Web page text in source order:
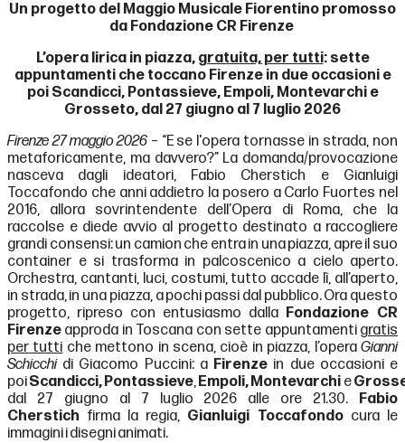
Un progetto del Maggio Musicale Fiorentino promosso
da Fondazione CR Firenze
L’opera lirica in piazza, gratuita, per tutti: sette
appuntamenti che toccano Firenze in due occasioni e
poi Scandicci, Pontassieve, Empoli, Montevarchi e
Grosseto, dal 27 giugno al 7 luglio 2026
Firenze 27 maggio 2026– “E se l'opera tornasse in strada, non
metaforicamente, ma davvero?” La domanda/provocazione
nasceva dagli ideatori, Fabio Cherstich e Gianluigi
Toccafondo che anni addietro la posero a Carlo Fuortes nel
2016, allora sovrintendente dell’Opera di Roma, che la
raccolse e diede avvio al progetto destinato a raccogliere
grandi consensi: un camion che entra in una piazza, apre il suo
container e si trasforma in palcoscenico a cielo aperto.
Orchestra, cantanti, luci, costumi, tutto accade lì, all’aperto,
in strada, in una piazza, a pochi passi dal pubblico. Ora questo
progetto, ripreso con entusiasmo dalla Fondazione CR
Firenze approda in Toscana con sette appuntamenti gratis
per tutti che mettono in scena, cioè in piazza, l’operaGianni
Schicchidi Giacomo Puccini: a Firenze in due occasioni e
poiScandicci,Pontassieve,Empoli,Montevarchi e
dal 27 giugno al 7 luglio 2026 alle ore 21.30. Fabio
Cherstich firma la regia, Gianluigi Toccafondo cura le
immagini i disegni animati.